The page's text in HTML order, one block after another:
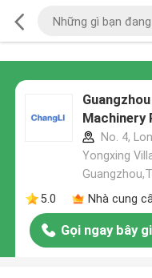
Machinery
No. 4,
Yongxing
5.0
Nhà cung
Gọi ngay bây